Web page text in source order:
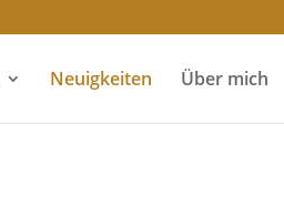
Neuigkeiten Über mich